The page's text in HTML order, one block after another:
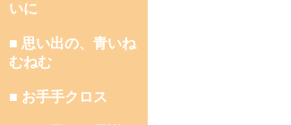
いに
■ 思い出の、青いね
むねむ
■ お手手クロス